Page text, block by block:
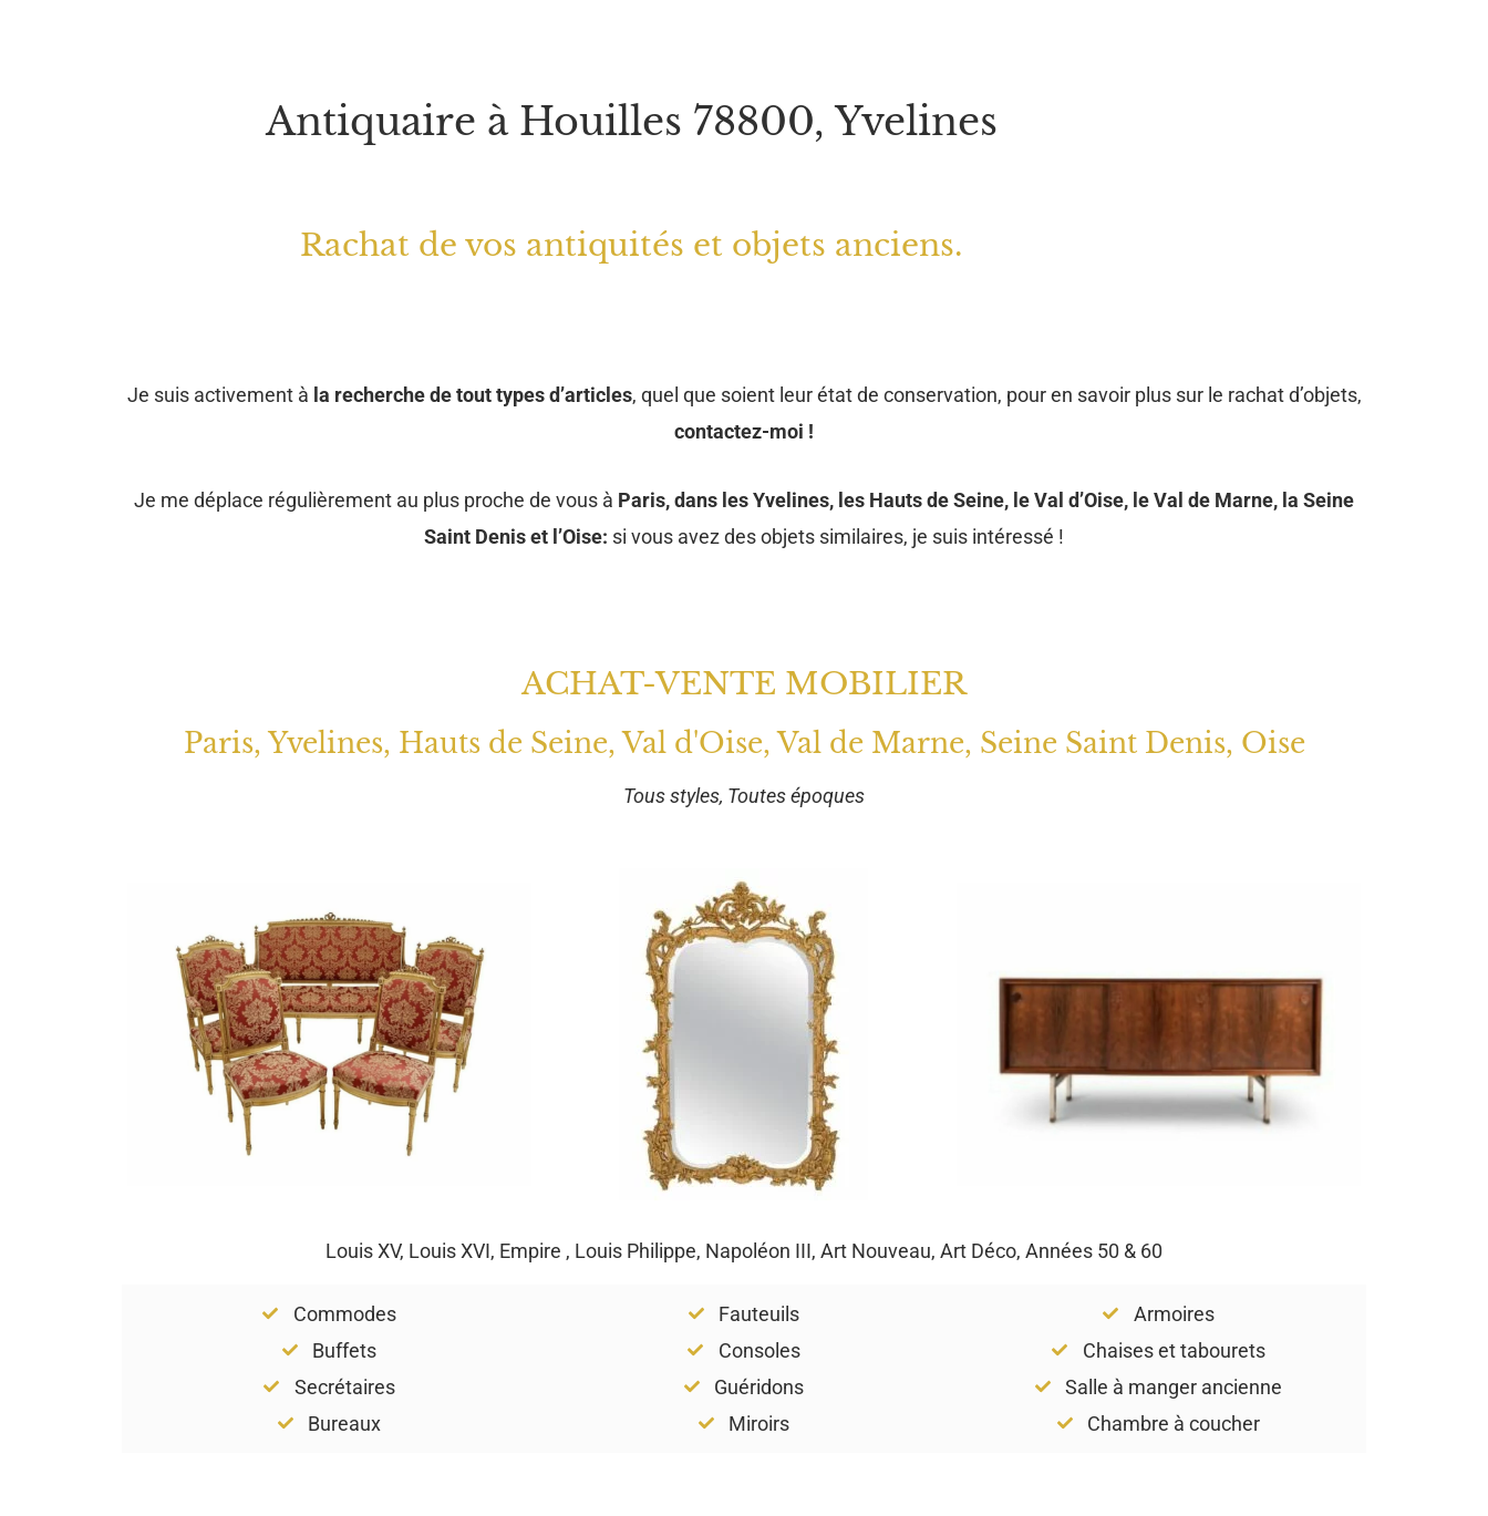
Antiquaire à Houilles 78800, Yvelines
Rachat de vos antiquités et objets anciens.
Je suis activement à la recherche de tout types d’articles, quel que soient leur état de conservation, pour en savoir plus sur le rachat d’objets,
contactez-moi !
Je me déplace régulièrement au plus proche de vous à Paris, dans les Yvelines, les Hauts de Seine, le Val d’Oise, le Val de Marne, la Seine
Saint Denis et l’Oise: si vous avez des objets similaires, je suis intéressé !
ACHAT-VENTE MOBILIER
Paris, Yvelines, Hauts de Seine, Val d'Oise, Val de Marne, Seine Saint Denis, Oise
Tous styles, Toutes époques
Louis XV, Louis XVI, Empire , Louis Philippe, Napoléon III, Art Nouveau, Art Déco, Années 50 & 60
Commodes
Buffets
Secrétaires
Bureaux
Fauteuils
Consoles
Guéridons
Miroirs
Armoires
Chaises et tabourets
Salle à manger ancienne
Chambre à coucher